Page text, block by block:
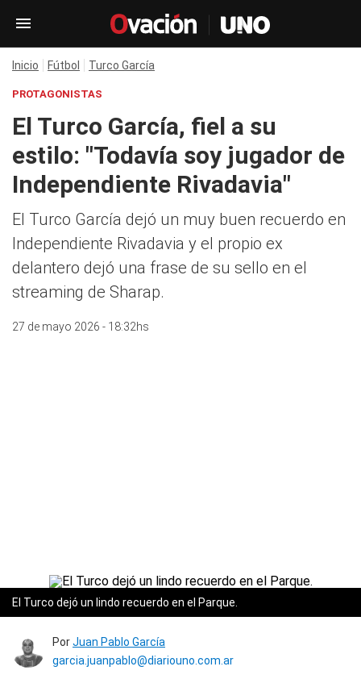
Inicio Fútbol Turco García
PROTAGONISTAS
El Turco García, fiel a su
estilo: "Todavía soy jugador de
Independiente Rivadavia"
El Turco García dejó un muy buen recuerdo en
Independiente Rivadavia y el propio ex
delantero dejó una frase de su sello en el
streaming de Sharap.
27 de mayo 2026 - 18:32hs
El Turco dejó un lindo recuerdo en el Parque.
PorJuan Pablo García
garcia.juanpablo@diariouno.com.ar